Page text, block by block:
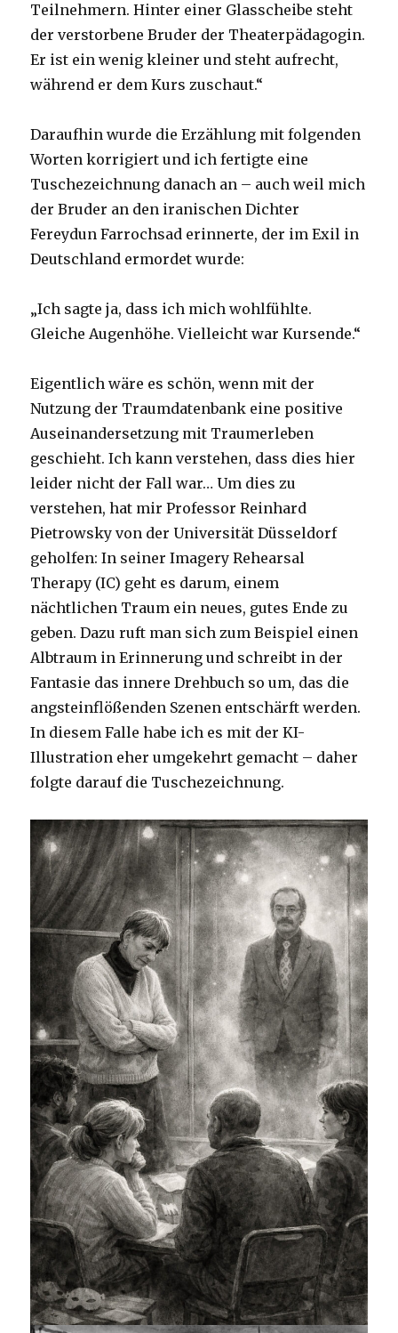
Teilnehmern. Hinter einer Glasscheibe steht
der verstorbene Bruder der Theaterpädagogin.
Er ist ein wenig kleiner und steht aufrecht,
während er dem Kurs zuschaut.“
Daraufhin wurde die Erzählung mit folgenden
Worten korrigiert und ich fertigte eine
Tuschezeichnung danach an – auch weil mich
der Bruder an den iranischen Dichter
Fereydun Farrochsad erinnerte, der im Exil in
Deutschland ermordet wurde:
„Ich sagte ja, dass ich mich wohlfühlte.
Gleiche Augenhöhe. Vielleicht war Kursende.“
Eigentlich wäre es schön, wenn mit der
Nutzung der Traumdatenbank eine positive
Auseinandersetzung mit Traumerleben
geschieht. Ich kann verstehen, dass dies hier
leider nicht der Fall war… Um dies zu
verstehen, hat mir Professor Reinhard
Pietrowsky von der Universität Düsseldorf
geholfen: In seiner Imagery Rehearsal
Therapy (IC) geht es darum, einem
nächtlichen Traum ein neues, gutes Ende zu
geben. Dazu ruft man sich zum Beispiel einen
Albtraum in Erinnerung und schreibt in der
Fantasie das innere Drehbuch so um, das die
angsteinflößenden Szenen entschärft werden.
In diesem Falle habe ich es mit der KI-
Illustration eher umgekehrt gemacht – daher
folgte darauf die Tuschezeichnung.